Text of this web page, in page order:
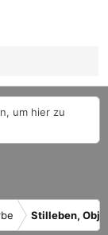
um hier zu
Stilleben,